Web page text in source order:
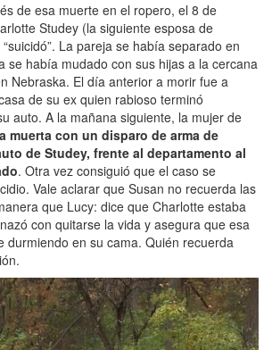
de esa muerte en el ropero, el 8 de
Studey (la siguiente esposa de
La pareja se había separado en
se había mudado con sus hijas a la cercana
Nebraska. El día anterior a morir fue a
de su ex quien rabioso terminó
auto. A la mañana siguiente, la mujer de
muerta con un disparo de arma de
de Studey, frente al departamento al
. Otra vez consiguió que el caso se
Vale aclarar que Susan no recuerda las
que Lucy: dice que Charlotte estaba
con quitarse la vida y asegura que esa
durmiendo en su cama. Quién recuerda